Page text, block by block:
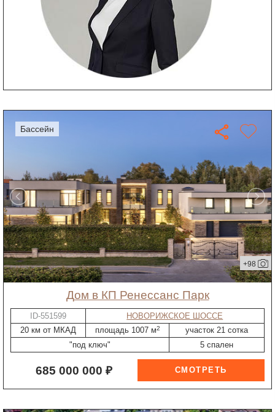
бассейн
+98
дом в КП Ренессанс Парк
ID-551599
НОВОРИЖСКОЕ ШОССЕ
20 км от МКАД
площадь 1007 м2
участок 21 сотка
"под ключ"
5 спален
685 000 000 ₽